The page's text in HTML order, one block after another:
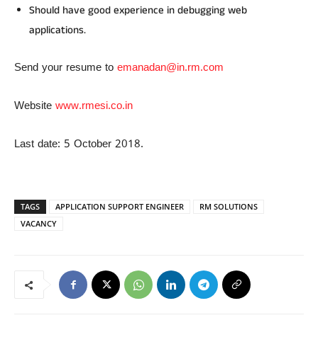
Should have good experience in debugging web
applications.
Send your resume to emanadan@in.rm.com
Website www.rmesi.co.in
Last date: 5 October 2018.
TAGS APPLICATION SUPPORT ENGINEER
RM SOLUTIONS
VACANCY